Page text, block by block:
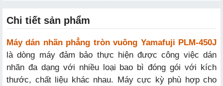
Chi tiết sản phẩm
Máy dán nhãn phẳng tròn vuông Yamafuji PLM-450J
là dòng máy đảm bảo thực hiện được công việc dán
nhãn đa dạng với nhiều loại bao bì đóng gói với kích
thước, chất liệu khác nhau. Máy cực kỳ phù hợp cho